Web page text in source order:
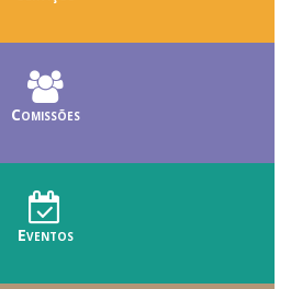
Comissões
Eventos